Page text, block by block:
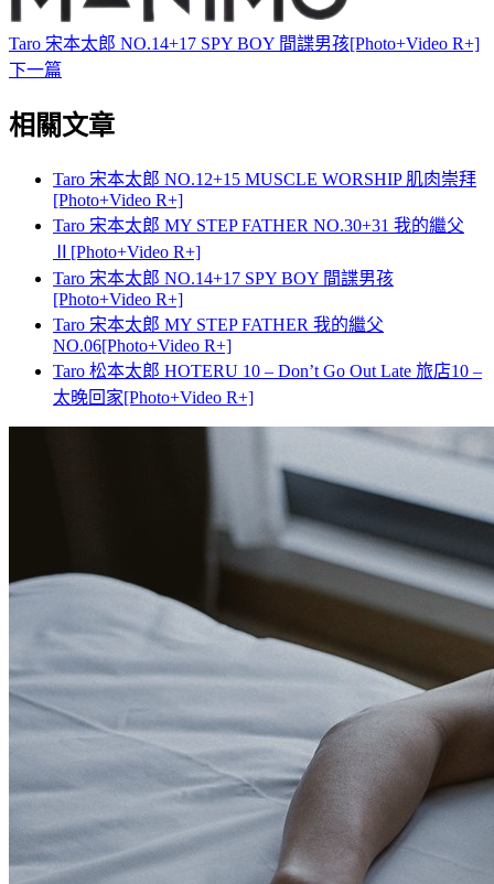
Taro 宋本太郎 NO.14+17 SPY BOY 間諜男孩[Photo+Video R+]
下一篇
相關文章
Taro 宋本太郎 NO.12+15 MUSCLE WORSHIP 肌肉崇拜
[Photo+Video R+]
Taro 宋本太郎 MY STEP FATHER NO.30+31 我的繼父
Ⅱ[Photo+Video R+]
Taro 宋本太郎 NO.14+17 SPY BOY 間諜男孩
[Photo+Video R+]
Taro 宋本太郎 MY STEP FATHER 我的繼父
NO.06[Photo+Video R+]
Taro 松本太郎 HOTERU 10 – Don’t Go Out Late 旅店10 –
太晚回家[Photo+Video R+]